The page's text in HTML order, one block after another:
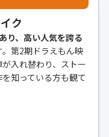
ク
り、高い人気を誇る
。第2期ドラえもん映
入れ替わり、ストー
知っている方も観て